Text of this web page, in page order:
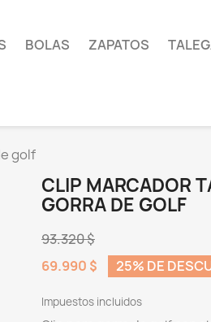
BOLAS ZAPATOS
golf
CLIP MARCADOR
GORRA DE GOLF
93.320 $
69.990 $
25% DE
Impuestos incluidos